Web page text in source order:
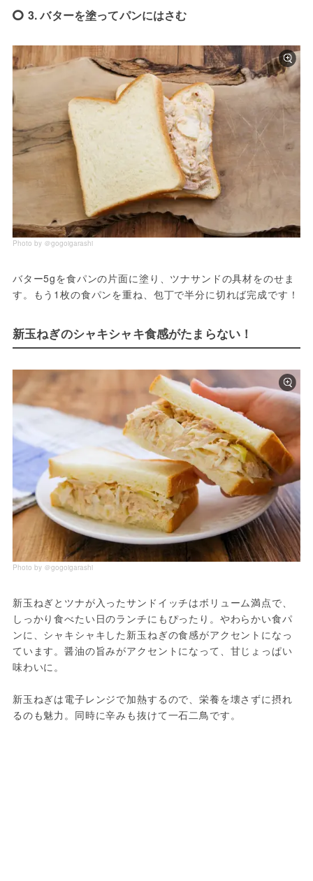
3. バターを塗ってパンにはさむ
Photo by ＠gogoigarashi
バター5gを食パンの片面に塗り、ツナサンドの具材をのせま
す。もう1枚の食パンを重ね、包丁で半分に切れば完成です！
新玉ねぎのシャキシャキ食感がたまらない！
Photo by ＠gogoigarashi
新玉ねぎとツナが入ったサンドイッチはボリューム満点で、
しっかり食べたい日のランチにもぴったり。やわらかい食パ
ンに、シャキシャキした新玉ねぎの食感がアクセントになっ
ています。醤油の旨みがアクセントになって、甘じょっぱい
味わいに。
新玉ねぎは電子レンジで加熱するので、栄養を壊さずに摂れ
るのも魅力。同時に辛みも抜けて一石二鳥です。